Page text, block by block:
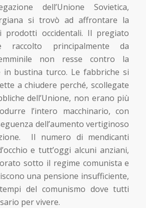
dell’Unione Sovietica,
si trovò ad affrontare la
prodotti occidentali. Il pregiato
principalmente da
non resse contro la
in bustina turco. Le fabbriche si
a chiudere perché, scollegate
dell’Unione, non erano più
l’intero macchinario, con
dell’aumento vertiginoso
Il numero di mendicanti
e tutt’oggi alcuni anziani,
sotto il regime comunista e
una pensione insufficiente,
del comunismo dove tutti
per vivere.